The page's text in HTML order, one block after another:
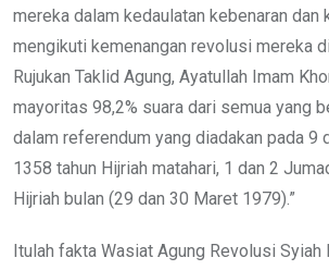
mereka dalam kedaulatan kebenaran dan
mengikuti kemenangan revolusi mereka
Rujukan Taklid Agung, Ayatullah Imam
mayoritas 98,2% suara dari semua yang
dalam referendum yang diadakan pada 9
1358 tahun Hijriah matahari, 1 dan 2
Hijriah bulan (29 dan 30 Maret 1979).”
Itulah fakta Wasiat Agung Revolusi Syiah